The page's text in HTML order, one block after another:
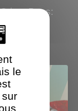
Boss:
testés
le